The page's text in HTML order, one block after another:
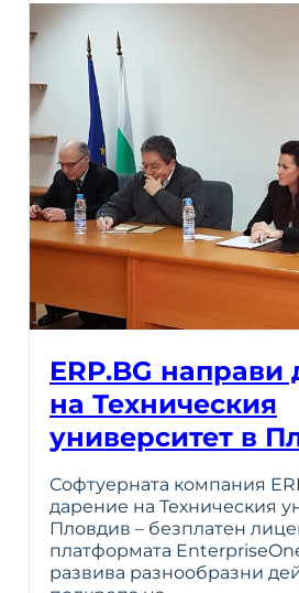
ERP.BG направи
на Техническия
университет в
Софтуерната компания
дарение на Техническия
Пловдив – безплатен
платформата
развива разнообразни